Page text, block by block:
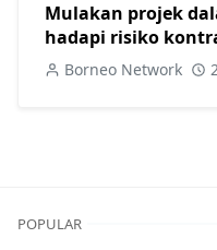
Mulakan projek
hadapi risiko
Borneo Network
POPULAR